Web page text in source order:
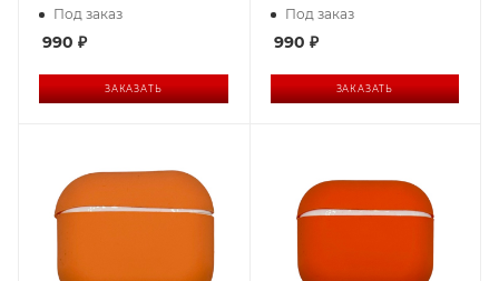
Под заказ
990 ₽
ЗАКАЗАТЬ
Под заказ
990 ₽
ЗАКАЗАТЬ